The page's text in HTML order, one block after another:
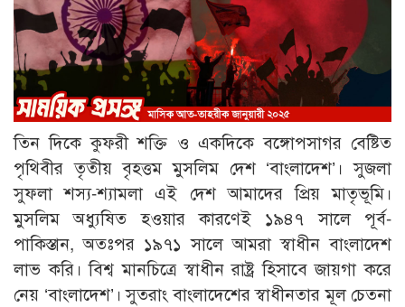
তিন দিকে কুফরী শক্তি ও একদিকে বঙ্গোপসাগর বেষ্টিত
পৃথিবীর তৃতীয় বৃহত্তম মুসলিম দেশ ‘বাংলাদেশ’। সুজলা
সুফলা শস্য-শ্যামলা এই দেশ আমাদের প্রিয় মাতৃভূমি।
মুসলিম অধ্যুষিত হওয়ার কারণেই ১৯৪৭ সালে পূর্ব-
পাকিস্তান, অতঃপর ১৯৭১ সালে আমরা স্বাধীন বাংলাদেশ
লাভ করি। বিশ্ব মানচিত্রে স্বাধীন রাষ্ট্র হিসাবে জায়গা করে
নেয় ‘বাংলাদেশ’। সুতরাং বাংলাদেশের স্বাধীনতার মূল চেতনা